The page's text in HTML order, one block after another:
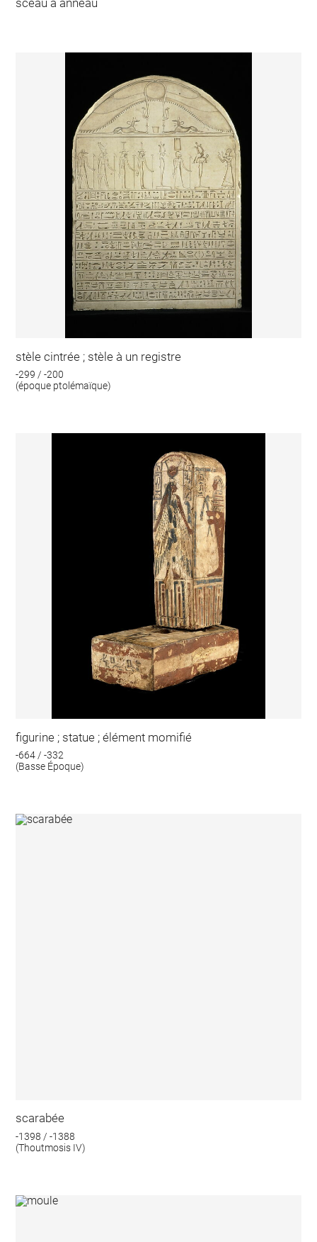
sceau à anneau
stèle cintrée ; stèle à un registre
-299 / -200
(époque ptolémaïque)
figurine ; statue ; élément momifié
-664 / -332
(Basse Époque)
scarabée
-1398 / -1388
(Thoutmosis IV)